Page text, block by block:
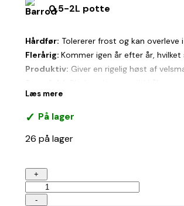
0,5-2L potte
Hårdfør: Tolererer frost og kan
Flerårig: Kommer igen år efter år,
Produktiv: Giver en rigelig høst af
Næringsrig:
Læs mere
På lager
26 på lager
+
Flerårig
grønkål
'Chou
-